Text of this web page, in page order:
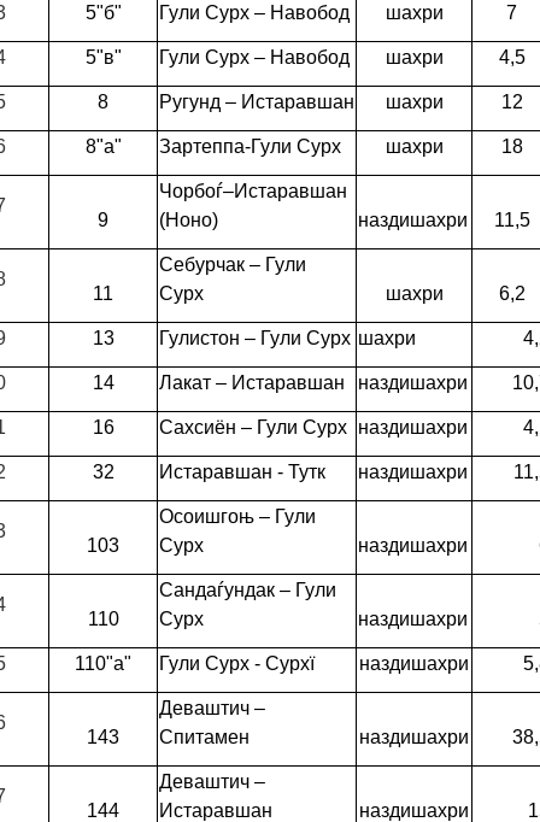
5"б" Гули Сурх – Навобод шахри 7
5"в" Гули Сурх – Навобод шахри 4,5
8 Ругунд – Истаравшан шахри 12
8"а" Зартеппа-Гули Сурх шахри 18
9
Чорбоѓ–Истаравшан
(Ноно)
наздишахри 11,5
11
Себурчак – Гули
Сурх
шахри 6,2
13 Гулистон – Гули Сурх шахри
14 Лакат – Истаравшан наздишахри
16 Сахсиён – Гули Сурх наздишахри
32 Истаравшан - Тутк наздишахри
103
Осоишгоњ – Гули
Сурх
наздишахри
110
Сандаѓундак – Гули
Сурх
наздишахри
110"а" Гули Сурх - Сурхї наздишахри
143
Деваштич –
Спитамен
наздишахри
144
Деваштич –
Истаравшан
наздишахри